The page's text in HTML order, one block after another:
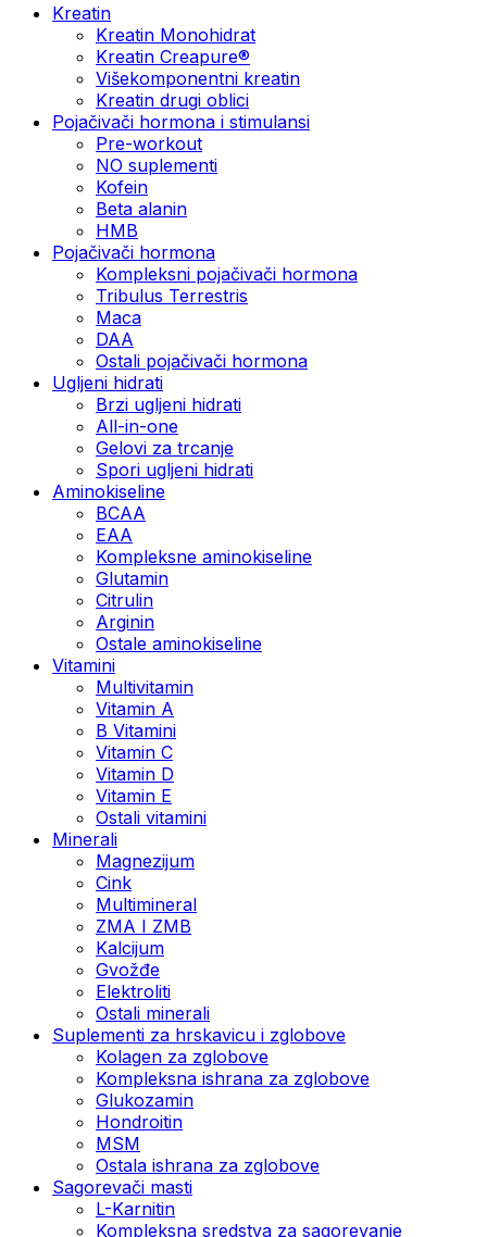
Kreatin
Kreatin Monohidrat
Kreatin Creapure®
Višekomponentni kreatin
Kreatin drugi oblici
Pojačivači hormona i stimulansi
Pre-workout
NO suplementi
Kofein
Beta alanin
HMB
Pojačivači hormona
Kompleksni pojačivači hormona
Tribulus Terrestris
Maca
DAA
Ostali pojačivači hormona
Ugljeni hidrati
Brzi ugljeni hidrati
All-in-one
Gelovi za trcanje
Spori ugljeni hidrati
Aminokiseline
BCAA
ЕАА
Kompleksne aminokiseline
Glutamin
Citrulin
Arginin
Ostale aminokiseline
Vitamini
Multivitamin
Vitamin A
B Vitamini
Vitamin C
Vitamin D
Vitamin E
Ostali vitamini
Minerali
Magnezijum
Cink
Multimineral
ZMA I ZMB
Kalcijum
Gvožđe
Elektroliti
Ostali minerali
Suplementi za hrskavicu i zglobove
Kolagen za zglobove
Kompleksna ishrana za zglobove
Glukozamin
Hondroitin
MSM
Ostala ishrana za zglobove
Sagorevači masti
L-Karnitin
Kompleksna sredstva za sagorevanje